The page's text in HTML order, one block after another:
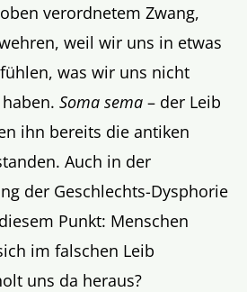
verordnetem Zwang,
weil wir uns in etwas
was wir uns nicht
Soma sema – der Leib
ihn bereits die antiken
Auch in der
der Geschlechts-Dysphorie
Punkt: Menschen
im falschen Leib
uns da heraus?